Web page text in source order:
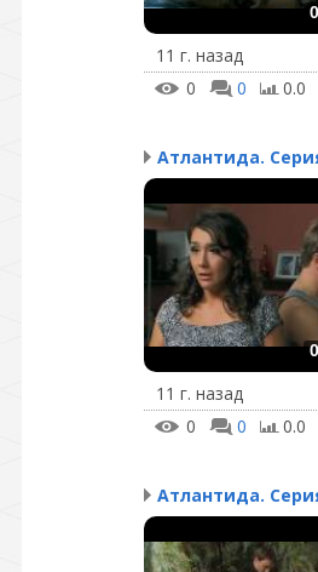
11 г. назад
0
0 0.0
Атлантида.
11 г. назад
0
0 0.0
Атлантида.